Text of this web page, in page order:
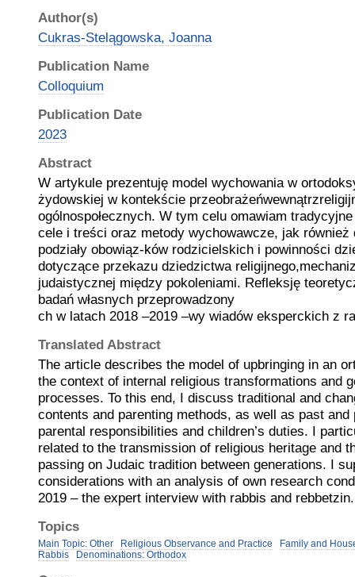
Author(s)
Cukras-Stelągowska, Joanna
Publication Name
Colloquium
Publication Date
2023
Abstract
W artykule prezentuję model wychowania w
żydowskiej w kontekście
ogólnospołecznych. W tym celu omawiam
cele i treści oraz metody wychowawcze, jak również
podziały obowiąz-ków rodzicielskich i powinności
dotyczące przekazu dziedzictwa
judaistycznej między pokoleniami. Refleksję
badań własnych przeprowadzony
ch w latach 2018 –2019 –wy wiadów eksperckich z
Translated Abstract
The article describes the model of upbringing in an
the context of internal religious transformations and
processes. To this end, I discuss traditional and
contents and parenting methods, as well as past
parental responsibilities and children’s duties. I
related to the transmission of religious heritage and
passing on Judaic tradition between generations. I
considerations with an analysis of own research
2019 – the expert interview with rabbis and rebbetzin.
Topics
Main Topic: Other Religious Observance and Practice
Family and
Rabbis
Denominations: Orthodox